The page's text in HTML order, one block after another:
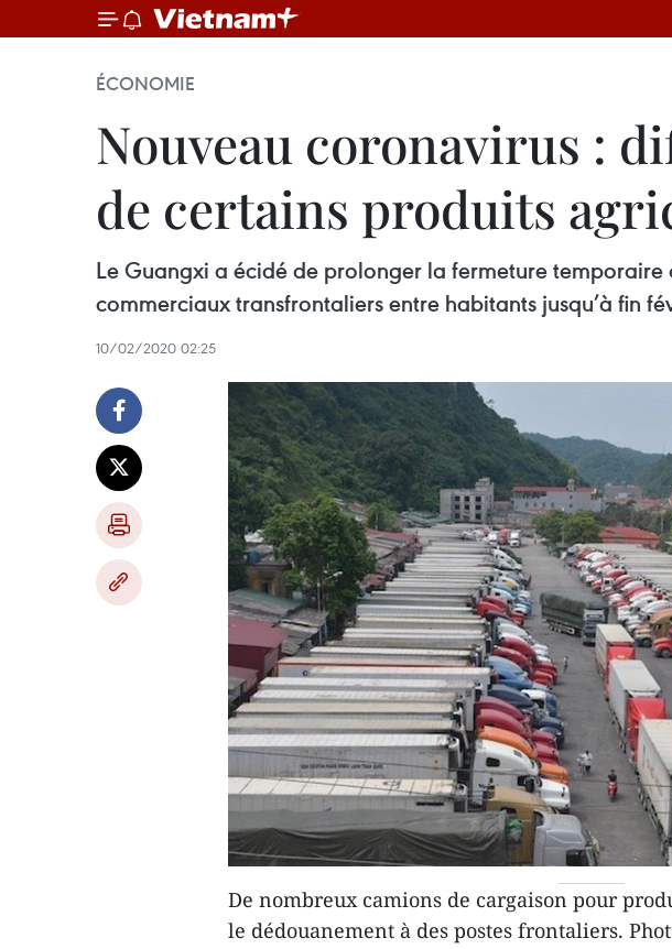
ÉCONOMIE
Nouveau coronavirus :
de certains produits
Le Guangxi a écidé de prolonger la fermeture
commerciaux transfrontaliers entre habitants jusqu’à fin
10/02/2020 02:25
De nombreux camions de cargaison pour
le dédouanement à des postes frontaliers.